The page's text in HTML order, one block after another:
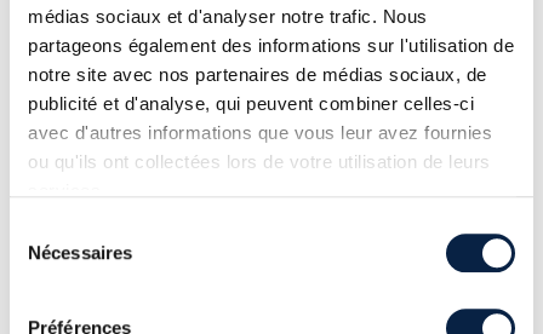
médias sociaux et d'analyser notre trafic. Nous
partageons également des informations sur l'utilisation de
notre site avec nos partenaires de médias sociaux, de
publicité et d'analyse, qui peuvent combiner celles-ci
avec d'autres informations que vous leur avez fournies
ou qu'ils ont collectées lors de votre utilisation de leurs
Nécessaires
Préférences
Dans les deux cas, nous accompagnons
vos équipes pouraméliorer les règles
de détectionen direct. Quand une
technique passe inaperçue, nous ne
nous contentons pas de le noter : nous
et proposer des améliorations.